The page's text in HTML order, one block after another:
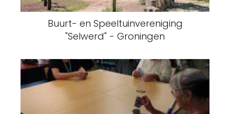
Buurt- en Speeltuinvereniging
"Selwerd" - Groningen